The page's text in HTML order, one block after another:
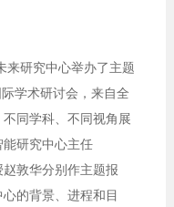
研究中心举办了主题
学术研讨会，来自全
同学科、不同视角展
研究中心主任
敦华分别作主题报
的背景、进程和目